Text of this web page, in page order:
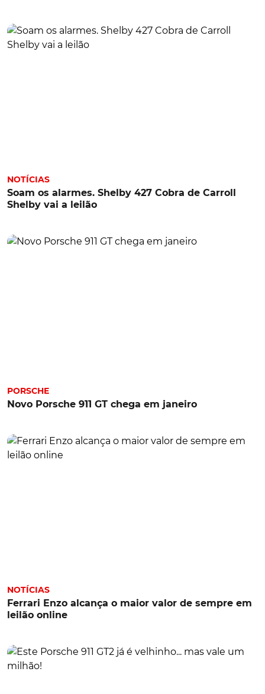
NOTÍCIAS
Soam os alarmes. Shelby 427 Cobra de Carroll
Shelby vai a leilão
PORSCHE
Novo Porsche 911 GT chega em janeiro
NOTÍCIAS
Ferrari Enzo alcança o maior valor de sempre em
leilão online